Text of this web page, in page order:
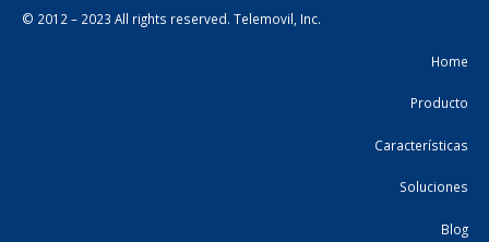
© 2012 – 2023 All rights reserved. Telemovil, Inc.
Home
Producto
Características
Soluciones
Blog